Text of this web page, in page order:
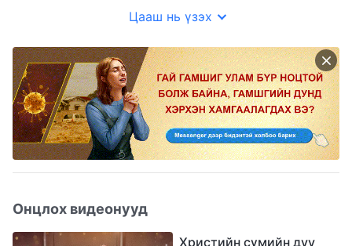
Цааш нь үзэх
Онцлох видеонууд
Христийн сүмийн дуу